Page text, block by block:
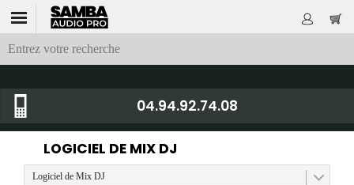
04.94.92.74.08
LOGICIEL DE MIX DJ
Logiciel de Mix DJ